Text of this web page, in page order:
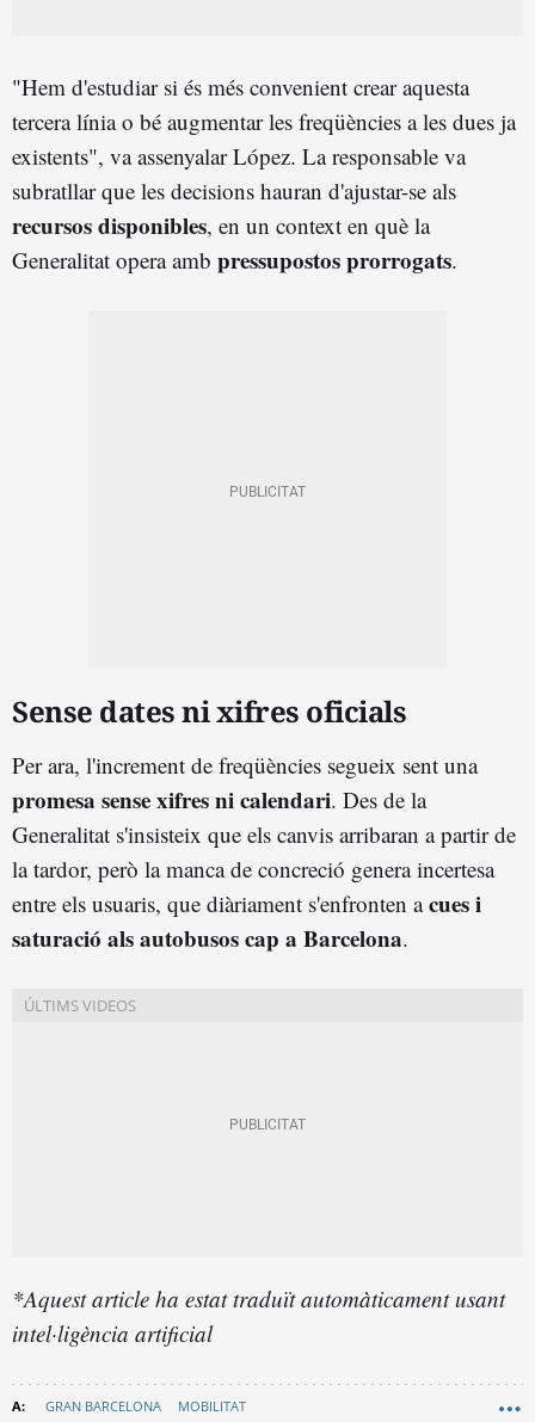
"Hem d'estudiar si és més convenient crear aquesta
tercera línia o bé augmentar les freqüències a les dues ja
existents", va assenyalar López. La responsable va
subratllar que les decisions hauran d'ajustar-se als
recursos disponibles, en un context en què la
Generalitat opera amb pressupostos prorrogats.
Sense dates ni xifres oficials
Per ara, l'increment de freqüències segueix sent una
promesa sense xifres ni calendari. Des de la
Generalitat s'insisteix que els canvis arribaran a partir de
la tardor, però la manca de concreció genera incertesa
entre els usuaris, que diàriament s'enfronten acues i
saturació als autobusos cap a Barcelona.
*Aquest article ha estat traduït automàticament usant
intel·ligència artificial
GRAN BARCELONA MOBILITAT